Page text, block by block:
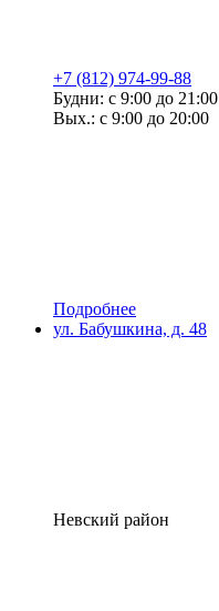
+7 (812) 974-99-88
Будни: с 9:00 до 21:00
Вых.: с 9:00 до 20:00
Подробнее
ул. Бабушкина, д. 48
Невский район